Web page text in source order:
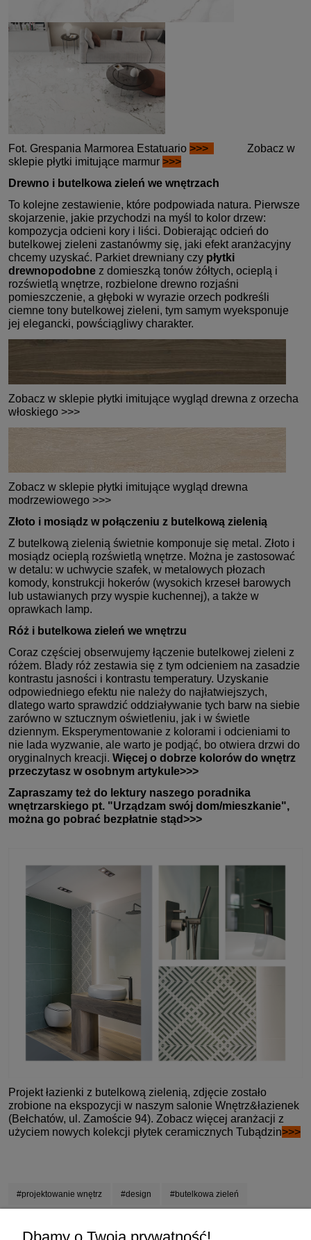
Fot. Grespania Marmorea Estatuario >>>
Zobacz w
sklepie płytki imitujące marmur >>>
Drewno i butelkowa zieleń we wnętrzach
To kolejne zestawienie, które podpowiada natura. Pierwsze
skojarzenie, jakie przychodzi na myśl to kolor drzew:
kompozycja odcieni kory i liści. Dobierając odcień do
butelkowej zieleni zastanówmy się, jaki efekt aranżacyjny
chcemy uzyskać. Parkiet drewniany czy płytki
drewnopodobne z domieszką tonów żółtych, ocieplą i
rozświetlą wnętrze, rozbielone drewno rozjaśni
pomieszczenie, a głęboki w wyrazie orzech podkreśli
ciemne tony butelkowej zieleni, tym samym wyeksponuje
jej elegancki, powściągliwy charakter.
Zobacz w sklepie płytki imitujące wygląd drewna z orzecha
włoskiego >>>
Zobacz w sklepie płytki imitujące wygląd drewna
modrzewiowego >>>
Złoto i mosiądz w połączeniu z butelkową zielenią
Z butelkową zielenią świetnie komponuje się metal. Złoto i
mosiądz ocieplą rozświetlą wnętrze. Można je zastosować
w detalu: w uchwycie szafek, w metalowych płozach
komody, konstrukcji hokerów (wysokich krzeseł barowych
lub ustawianych przy wyspie kuchennej), a także w
oprawkach lamp.
Róż i butelkowa zieleń we wnętrzu
Coraz częściej obserwujemy łączenie butelkowej zieleni z
różem. Blady róż zestawia się z tym odcieniem na zasadzie
kontrastu jasności i kontrastu temperatury. Uzyskanie
odpowiedniego efektu nie należy do najłatwiejszych,
dlatego warto sprawdzić oddziaływanie tych barw na siebie
zarówno w sztucznym oświetleniu, jak i w świetle
dziennym. Eksperymentowanie z kolorami i odcieniami to
nie lada wyzwanie, ale warto je podjąć, bo otwiera drzwi do
oryginalnych kreacji. Więcej o dobrze kolorów do wnętrz
przeczytasz w osobnym artykule>>>
Zapraszamy też do lektury naszego poradnika
wnętrzarskiego pt. "Urządzam swój dom/mieszkanie",
można go pobrać bezpłatnie stąd>>>
Projekt łazienki z butelkową zielenią, zdjęcie zostało
zrobione na ekspozycji w naszym salonie Wnętrz&łazienek
(Bełchatów, ul. Zamoście 94). Zobacz więcej aranżacji z
użyciem nowych kolekcji płytek ceramicznych Tubądzin>>>
#projektowanie wnętrz #design #butelkowa zieleń